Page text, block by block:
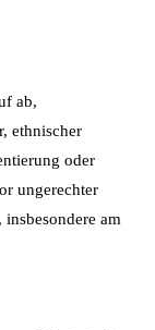
ab,
ethnischer
oder
ungerechter
am